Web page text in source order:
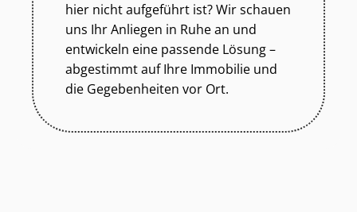
hier nicht aufgeführt ist? Wir schauen
uns Ihr Anliegen in Ruhe an und
entwickeln eine passende Lösung –
abgestimmt auf Ihre Immobilie und
die Gegebenheiten vor Ort.